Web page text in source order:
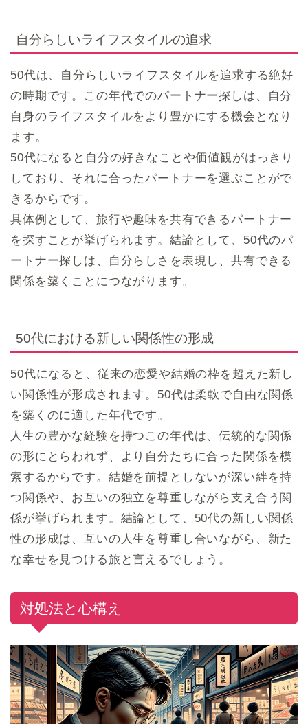
自分らしいライフスタイルの追求
50代は、自分らしいライフスタイルを追求する絶好
の時期です。この年代でのパートナー探しは、自分
自身のライフスタイルをより豊かにする機会となり
ます。
50代になると自分の好きなことや価値観がはっきり
しており、それに合ったパートナーを選ぶことがで
きるからです。
具体例として、旅行や趣味を共有できるパートナー
を探すことが挙げられます。結論として、50代のパ
ートナー探しは、自分らしさを表現し、共有できる
関係を築くことにつながります。
50代における新しい関係性の形成
50代になると、従来の恋愛や結婚の枠を超えた新し
い関係性が形成されます。50代は柔軟で自由な関係
を築くのに適した年代です。
人生の豊かな経験を持つこの年代は、伝統的な関係
の形にとらわれず、より自分たちに合った関係を模
索するからです。結婚を前提としないが深い絆を持
つ関係や、お互いの独立を尊重しながら支え合う関
係が挙げられます。結論として、50代の新しい関係
性の形成は、互いの人生を尊重し合いながら、新た
な幸せを見つける旅と言えるでしょう。
対処法と心構え